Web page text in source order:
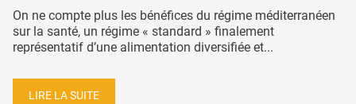
On ne compte plus les bénéfices du régime méditerranéen
sur la santé, un régime « standard » finalement
représentatif d’une alimentation diversifiée et...
LIRE LA SUITE